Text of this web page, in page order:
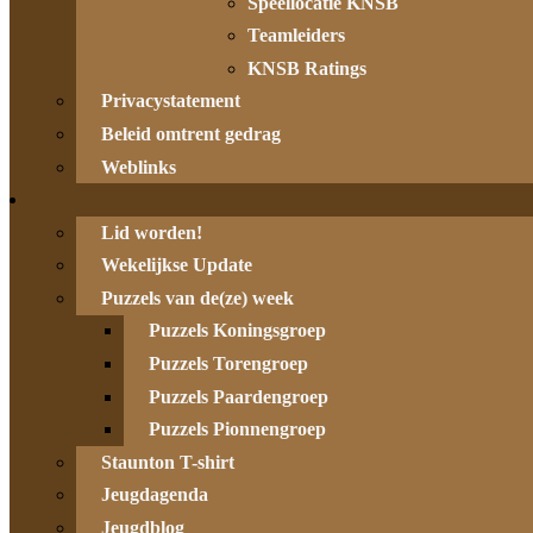
Teamleiders
KNSB Ratings
Privacystatement
Beleid omtrent gedrag
Weblinks
Lid worden!
Wekelijkse Update
Puzzels van de(ze) week
Puzzels Koningsgroep
Puzzels Torengroep
Puzzels Paardengroep
Puzzels Pionnengroep
Staunton T-shirt
Jeugdagenda
Jeugdblog